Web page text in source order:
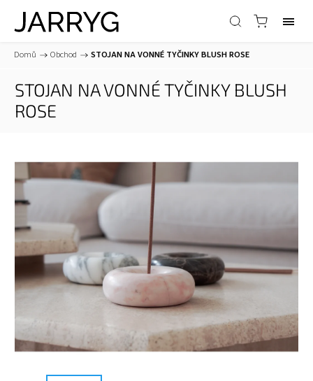
Domů / Obchod / STOJAN NA VONNÉ TYČINKY BLUSH ROSE
STOJAN NA VONNÉ TYČINKY BLUSH
ROSE